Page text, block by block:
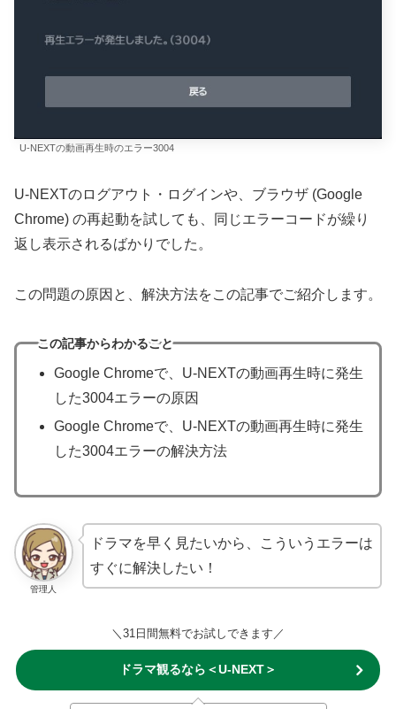
U-NEXTの動画再生時のエラー3004
U-NEXTのログアウト・ログインや、ブラウザ (Google
Chrome) の再起動を試しても、同じエラーコードが繰り
返し表示されるばかりでした。
この問題の原因と、解決方法をこの記事でご紹介します。
この記事からわかること
Google Chromeで、U-NEXTの動画再生時に発生
した3004エラーの原因
Google Chromeで、U-NEXTの動画再生時に発生
した3004エラーの解決方法
管理人
ドラマを早く見たいから、こういうエラーは
すぐに解決したい！
＼31日間無料でお試しできます／
ドラマ観るなら＜U-NEXT＞